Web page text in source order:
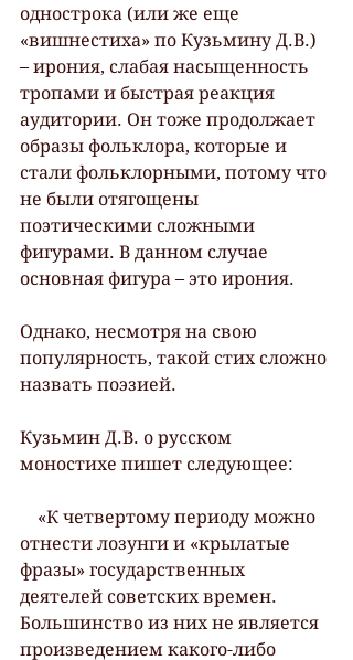
однострока (или же еще
«вишнестиха» по Кузьмину Д.В.)
– ирония, слабая насыщенность
тропами и быстрая реакция
аудитории. Он тоже продолжает
образы фольклора, которые и
стали фольклорными, потому что
не были отягощены
поэтическими сложными
фигурами. В данном случае
основная фигура – это ирония.
Однако, несмотря на свою
популярность, такой стих сложно
назвать поэзией.
Кузьмин Д.В. о русском
моностихе пишет следующее:
отнести лозунги и «крылатые
фразы» государственных
деятелей советских времен.
Большинство из них не является
произведением какого-либо